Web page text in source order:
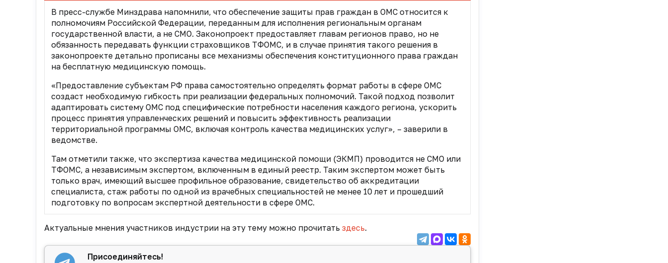
В пресс-службе Минздрава напомнили, что обеспечение защиты прав граждан в ОМС относится к
полномочиям Российской Федерации, переданным для исполнения региональным органам
государственной власти, а не СМО. Законопроект предоставляет главам регионов право, но не
обязанность передавать функции страховщиков ТФОМС, и в случае принятия такого решения в
законопроекте детально прописаны все механизмы обеспечения конституционного права граждан
на бесплатную медицинскую помощь.
«Предоставление субъектам РФ права самостоятельно определять формат работы в сфере ОМС
создаст необходимую гибкость при реализации федеральных полномочий. Такой подход позволит
адаптировать систему ОМС под специфические потребности населения каждого региона, ускорить
процесс принятия управленческих решений и повысить эффективность реализации
территориальной программы ОМС, включая контроль качества медицинских услуг», – заверили в
ведомстве.
Там отметили также, что экспертиза качества медицинской помощи (ЭКМП) проводится не СМО или
ТФОМС, а независимым экспертом, включенным в единый реестр. Таким экспертом может быть
только врач, имеющий высшее профильное образование, свидетельство об аккредитации
специалиста, стаж работы по одной из врачебных специальностей не менее 10 лет и прошедший
подготовку по вопросам экспертной деятельности в сфере ОМС.
Актуальные мнения участников индустрии на эту тему можно прочитать здесь.
Присоединяйтесь!